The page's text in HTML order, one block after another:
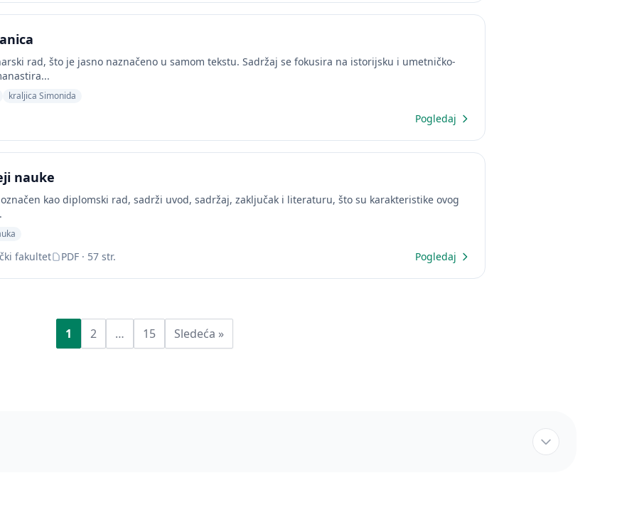
rad, što je jasno naznačeno u samom tekstu. Sadržaj se fokusira na istorijsku i umetničko-
kraljica Simonida
Pogledaj
nauke
kao diplomski rad, sadrži uvod, sadržaj, zaključak i literaturu, što su karakteristike ovog
fakultet PDF · 57 str. Pogledaj
1 2 … 15 Sledeća »